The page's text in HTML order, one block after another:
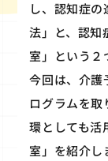
し、認知症
法」と、認知
室」という２
今回は、介護
ログラムを
環としても活
室」を紹介し